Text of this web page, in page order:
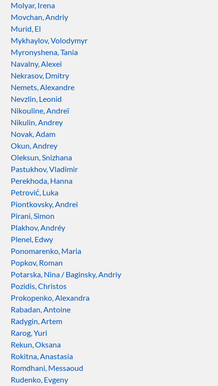
Molyar, Irena
Movchan, Andriy
Murid, El
Mykhaylov, Volodymyr
Myronyshena, Tania
Navalny, Alexei
Nekrasov, Dmitry
Nemets, Alexandre
Nevzlin, Leonid
Nikouline, Andreï
Nikulin, Andrey
Novak, Adam
Okun, Andrey
Oleksun, Snizhana
Pastukhov, Vladimir
Perekhoda, Hanna
Petrović, Luka
Piontkovsky, Andrei
Pirani, Simon
Plakhov, Andréy
Plenel, Edwy
Ponomarenko, Maria
Popkov, Roman
Potarska, Nina / Baginsky, Andriy
Pozidis, Christos
Prokopenko, Alexandra
Rabadan, Antoine
Radygin, Artem
Rarog, Yuri
Rekun, Oksana
Rokitna, Anastasia
Romdhani, Messaoud
Rudenko, Evgeny